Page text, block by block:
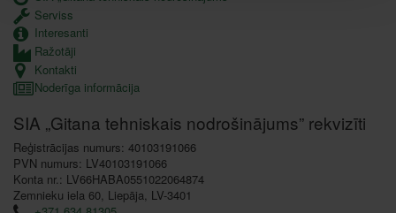
Serviss
Interesanti
Ražotāji
Kontakti
Noderīga informācija
SIA „Gitana tehniskais nodrošinājums” rekvizīti
Reģistrācijas numurs: 40103191066
PVN numurs: LV40103191066
Konta nr.: LV66HABA0551022064874
Zemnieku iela 60, Liepāja, LV-3401